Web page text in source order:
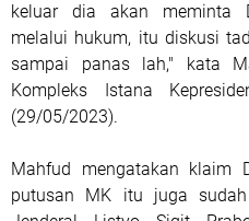
keluar dia akan meminta
melalui hukum, itu diskusi
sampai panas lah," kata
Kompleks Istana
(29/05/2023).
Mahfud mengatakan klaim
putusan MK itu juga